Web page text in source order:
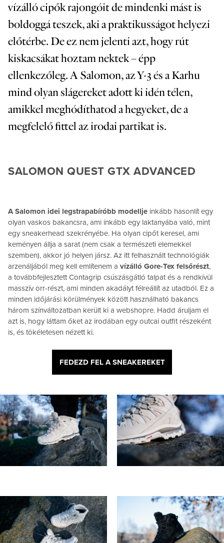
vízálló cipők rajongóit de mindenki mást is
boldoggá teszek, aki a praktikusságot helyezi
előtérbe. De ez nem jelenti azt, hogy rút
kiskacsákat hoztam nektek – épp
ellenkezőleg. A Salomon, az Y-3 és a Karhu
mind olyan slágereket adott ki idén télen,
amikkel meghódíthatod a hegyeket, de a
megfelelő fittel az irodai partikat is.
SALOMON QUEST GTX ADVANCED
A Salomon idei legstrapabíróbb modellje inkább hasonlít egy
olyan vaskos bakancsra, ami inkább egy laktanyába való, mint
egy sneakerhead szekrényébe. Ha olyan cipőt keresel, ami
keményen állja a sarat (nem csak a természeti elemekkel
szemben), akkor jó helyen jársz. Az itt felhasznált technológiák
arzenáljából meg kell említenem a vízálló Gore-Tex felsőrészt,
a továbbfejlesztett Contagrip csúszásgátló talpat és a rendkívül
masszív orr-részt, ami minden akadályt félreállít az utadból. Ez a
minden időjárási körülmények között használható bakancs
három színváltozatban került ki a webshopre. Hadd áruljam el
azt is, hogy láttam őket az irodában egy outcai outfit részeként
is, és tökéletesen nézett ki.
FEDEZD FEL A SNEAKEREKET